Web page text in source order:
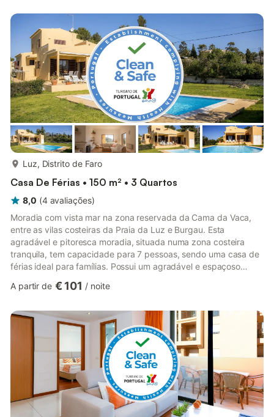
caminhada da praia, lojas e inúmeros restaurantes e bares, este
apartamento é perfeito para quem quer vivenciar as noites
animadas da Luz. Por favor,...
Luz, Distrito de Faro
Casa De Férias • 150 m² • 3 Quartos
8,0 (4 avaliações)
Moradia com vista mar na zona reservada da Cama da Vaca,
entre as vilas costeiras da Praia da Luz e Burgau. Esta
agradável e pitoresca moradia, situada numa zona costeira
tranquila, tem capacidade para 7 pessoas, sendo uma casa de
férias ideal para famílias. Possui um agradável e espaçoso
refeições coberta, tudo com vista panorâmica para o oceano.
jantar, cozinha, hall de entrada, WC de serviço com duche e 2
quartos de hóspedes no rés-do-chão (um com 2 camas
individua...
A partir de € 101 / noite